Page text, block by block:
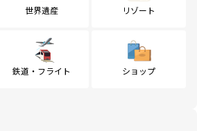
世界遺産 リゾート
鉄道・フライト ショップ